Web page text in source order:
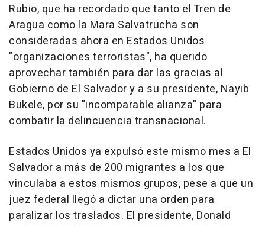
Rubio, que ha recordado que tanto el Tren de
Aragua como la Mara Salvatrucha son
consideradas ahora en Estados Unidos
"organizaciones terroristas", ha querido
aprovechar también para dar las gracias al
Gobierno de El Salvador y a su presidente, Nayib
Bukele, por su "incomparable alianza" para
combatir la delincuencia transnacional.
Estados Unidos ya expulsó este mismo mes a El
Salvador a más de 200 migrantes a los que
vinculaba a estos mismos grupos, pese a que un
juez federal llegó a dictar una orden para
paralizar los traslados. El presidente, Donald